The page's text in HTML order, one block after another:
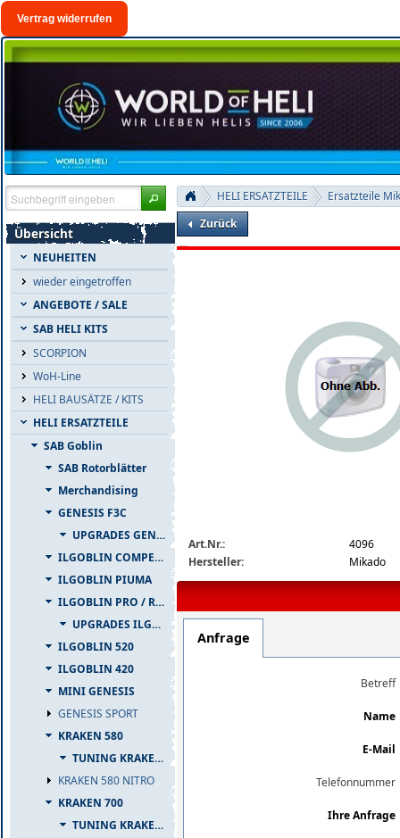
Vertrag widerrufen
Übersicht
NEUHEITEN
wieder eingetroffen
ANGEBOTE / SALE
SAB HELI KITS
SCORPION
WoH-Line
HELI BAUSÄTZE / KITS
HELI ERSATZTEILE
SAB Goblin
SAB Rotorblätter
Merchandising
GENESIS F3C
UPGRADES GENESIS F3C
ILGOBLIN COMPETIZIONE
ILGOBLIN PIUMA
ILGOBLIN PRO / RAW 700
UPGRADES ILGOBLIN PRO / RAW 700
ILGOBLIN 520
ILGOBLIN 420
MINI GENESIS
GENESIS SPORT
KRAKEN 580
TUNING KRAKEN 580
KRAKEN 580 NITRO
KRAKEN 700
TUNING KRAKEN 700
HELI ERSATZTEILE
Ersatzteile
Zurück
Art.Nr.:
4096
Hersteller:
Mikado
Anfrage
Betreff
Name
E-Mail
Telefonnummer
Ihre Anfrage